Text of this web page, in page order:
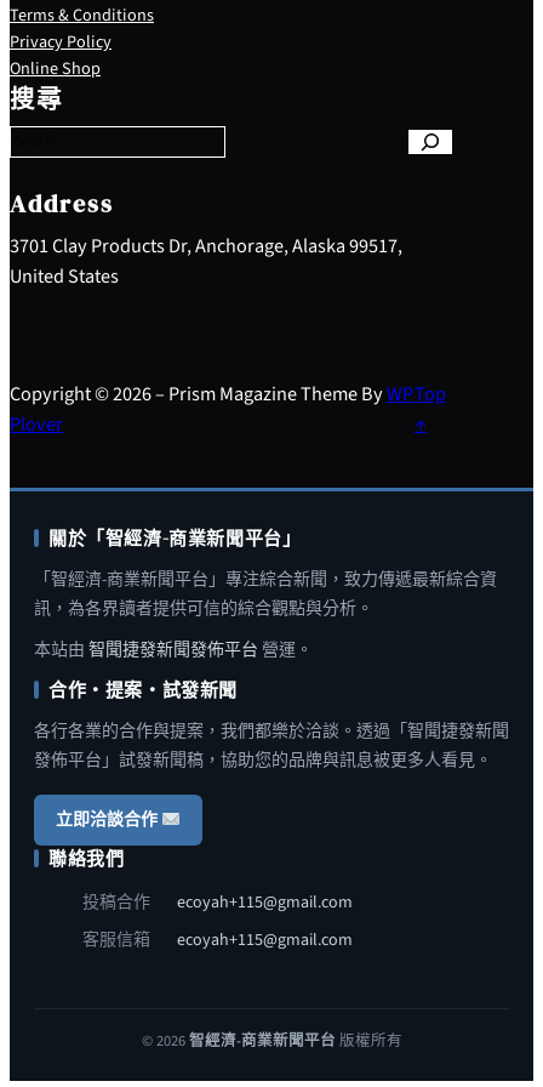
Terms & Conditions
Privacy Policy
Online Shop
搜尋
S
e
a
c
h
Address
3701 Clay Products Dr, Anchorage, Alaska 99517,
United States
Copyright © 2026 – Prism Magazine Theme ByWP
Plover
Top
↑
關於「智經濟-商業新聞平台」
「智經濟-商業新聞平台」專注綜合新聞，致力傳遞最新綜合資
訊，為各界讀者提供可信的綜合觀點與分析。
本站由 智聞捷發新聞發佈平台 營運。
合作・提案・試發新聞
各行各業的合作與提案，我們都樂於洽談。透過「智聞捷發新聞
發佈平台」試發新聞稿，協助您的品牌與訊息被更多人看見。
立即洽談合作
聯絡我們
投稿合作
ecoyah+115@gmail.com
客服信箱
ecoyah+115@gmail.com
© 2026智經濟-商業新聞平台 版權所有